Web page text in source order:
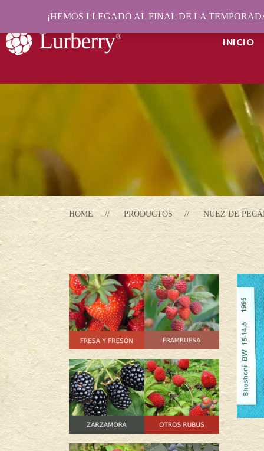
INICIO
HOME PRODUCTOS NUEZ DE
¡HEMOS LLEGADO AL FINAL DE LA